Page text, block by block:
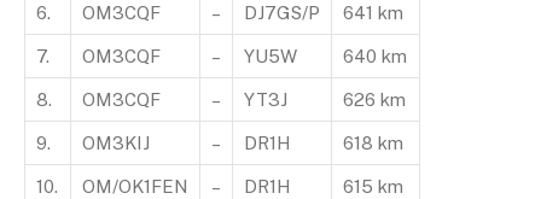
6. OM3CQF – DJ7GS/P 641 km
7. OM3CQF – YU5W 640 km
8. OM3CQF – YT3J 626 km
9. OM3KIJ – DR1H 618 km
10. OM/OK1FEN – DR1H 615 km